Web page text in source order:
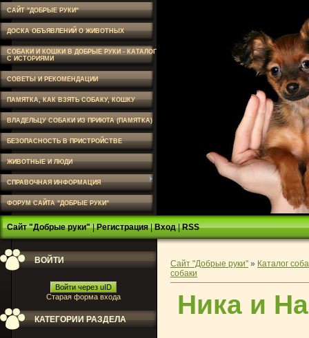
САЙТ "ДОБРЫЕ РУКИ"
ДОСКА ОБЪЯВЛЕНИЙ О ЖИВОТНЫХ
СОБАКИ И КОШКИ В ДОБРЫЕ РУКИ - КАТАЛОГ
С ИСТОРИЯМИ
СОВЕТЫ И РЕКОМЕНДАЦИИ
ПАМЯТКА, КАК ВЗЯТЬ СОБАКУ, КОШКУ
ВЛАДЕЛЬЦУ СОБАКИ ИЗ ПРИЮТА (ПАМЯТКА)
БЕЗОПАСНОСТЬ В ПРИСТРОЙСТВЕ
ЖИВОТНЫЕ И ЛЮДИ
СПРАВОЧНАЯ ИНФОРМАЦИЯ
ФОРУМ САЙТА "ДОБРЫЕ РУКИ"
Сайт "Добрые руки"|Регистрация|Вход|RSS
ВОЙТИ
Войти через uID
Старая форма входа
КАТЕГОРИИ РАЗДЕЛА
Сайт "Добрые руки" » Каталог
собаки
Ника и